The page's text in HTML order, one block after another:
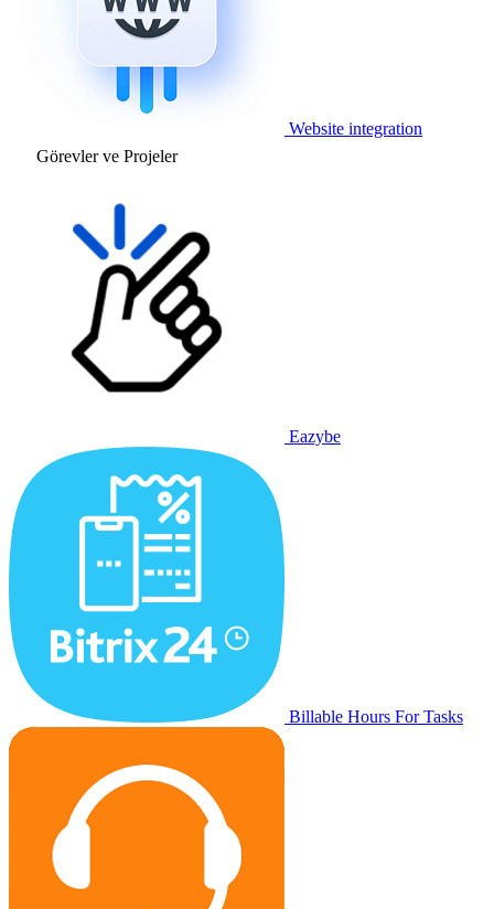
Website integration
Görevler ve Projeler
Eazybe
Billable Hours For Tasks